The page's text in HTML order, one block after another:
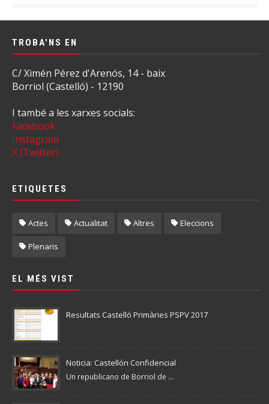
TROBA'NS EN
C/ Ximén Pérez d'Arenós, 14 - baix
Borriol (Castelló) - 12190
I també a les xarxes socials:
Facebook
Instagram
X (Twitter)
ETIQUETES
Actes Actualitat Altres Eleccions
Plenaris
EL MÉS VIST
Resultats Castelló Primàries PSPV 2017
Noticia: Castellón Confidencial
Un republicano de Borriol de ...